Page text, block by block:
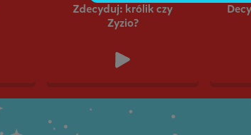
Zdecyduj: królik czy
Zyzio?